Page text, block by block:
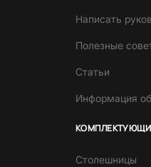
Написать
Полезные
Статьи
Информация
Столешницы